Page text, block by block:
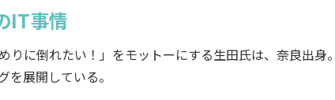
IT事情
に倒れたい！」をモットーにする生田氏は、奈良出身
展開している。